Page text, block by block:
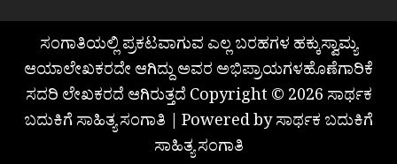
ಸಂಗಾತಿಯಲ್ಲಿ ಪ್ರಕಟವಾಗುವ ಎಲ್ಲ ಬರಹಗಳ ಹಕ್ಕುಸ್ವಾಮ್ಯ
ಆಯಾಲೇಖಕರದೇ ಆಗಿದ್ದು ಅವರ ಅಭಿಪ್ರಾಯಗಳಹೊಣೆಗಾರಿಕೆ
ಸದರಿ ಲೇಖಕರದೆ ಆಗಿರುತ್ತದೆ Copyright © 2026 ಸಾರ್ಥಕ
ಬದುಕಿಗೆ ಸಾಹಿತ್ಯ ಸಂಗಾತಿ | Powered by ಸಾರ್ಥಕ ಬದುಕಿಗೆ
ಸಾಹಿತ್ಯ ಸಂಗಾತಿ